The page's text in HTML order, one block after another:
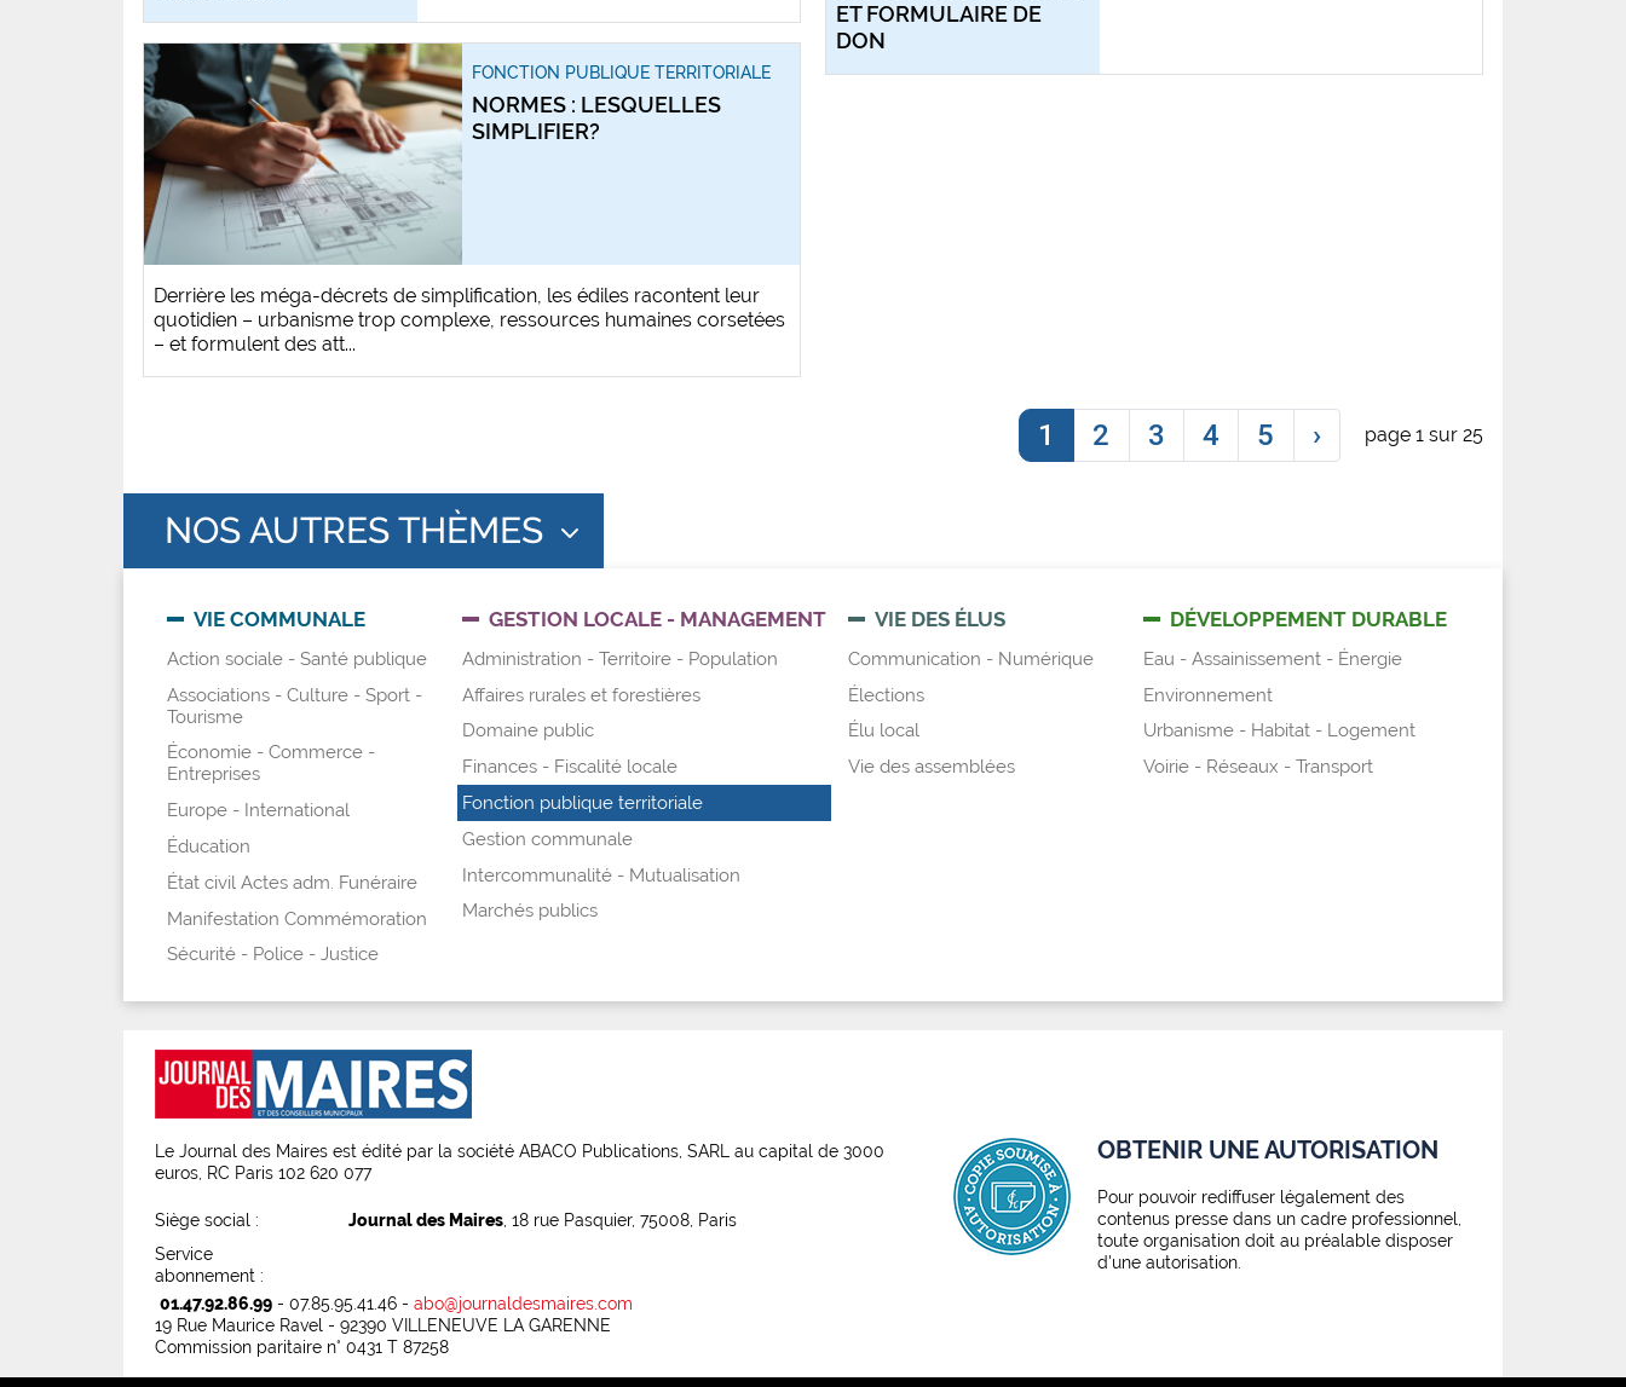
FONCTION PUBLIQUE TERRITORIALE
NORMES : LESQUELLES
SIMPLIFIER?
Derrière les méga-décrets de simplification, les édiles racontent leur
quotidien – urbanisme trop complexe, ressources humaines corsetées
– et formulent des att...
ET FORMULAIRE DE
DON
1 2 3 4 5 › page 1 sur 25
NOS AUTRES THÈMES
VIE COMMUNALE
Action sociale - Santé publique
Associations - Culture - Sport -
Tourisme
Économie - Commerce -
Entreprises
Europe - International
Éducation
État civil Actes adm. Funéraire
Manifestation Commémoration
Sécurité - Police - Justice
GESTION LOCALE - MANAGEMENT
Administration - Territoire - Population
Affaires rurales et forestières
Domaine public
Finances - Fiscalité locale
Fonction publique territoriale
Gestion communale
Intercommunalité - Mutualisation
Marchés publics
VIE DES ÉLUS
Communication - Numérique
Élections
Élu local
Vie des assemblées
DÉVELOPPEMENT DURABLE
Eau - Assainissement - Énergie
Environnement
Urbanisme - Habitat - Logement
Voirie - Réseaux - Transport
Le Journal des Maires est édité par la société ABACO Publications, SARL au capital de 3000
euros, RC Paris 102 620 077
Siège social : Journal des Maires, 18 rue Pasquier, 75008, Paris
Service
abonnement :
01.47.92.86.99 - 07.85.95.41.46 - abo@journaldesmaires.com
19 Rue Maurice Ravel - 92390 VILLENEUVE LA GARENNE
Commission paritaire n° 0431 T 87258
OBTENIR UNE AUTORISATION
Pour pouvoir rediffuser légalement des
contenus presse dans un cadre professionnel,
toute organisation doit au préalable disposer
d'une autorisation.